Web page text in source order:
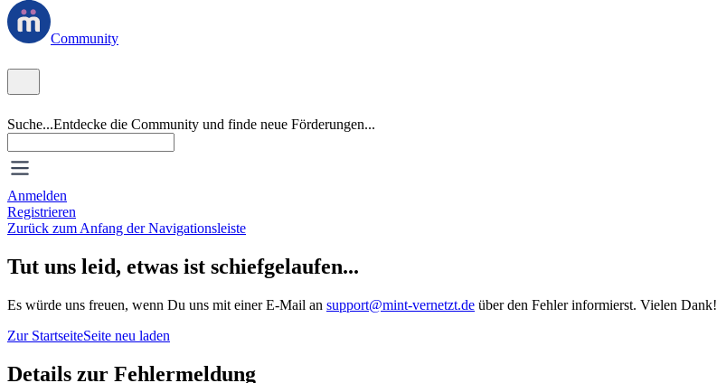
Community
Suche...Entdecke die Community und finde neue Förderungen...
Anmelden
Registrieren
Zurück zum Anfang der Navigationsleiste
Tut uns leid, etwas ist schiefgelaufen...
Es würde uns freuen, wenn Du uns mit einer E-Mail an support@mint-vernetzt.de über den Fehler informierst. Vielen Dank!
Zur StartseiteSeite neu laden
Details zur Fehlermeldung